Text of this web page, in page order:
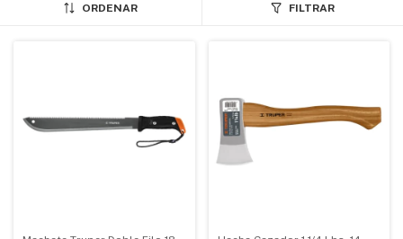
ORDENAR FILTRAR